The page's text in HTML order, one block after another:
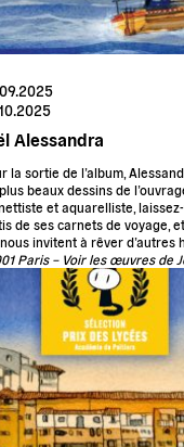
Alessandra
la sortie de l’album,
beaux dessins de
et aquarelliste,
de ses carnets de voyage,
invitent à rêver d’autres
Paris – Voir les œuvres de